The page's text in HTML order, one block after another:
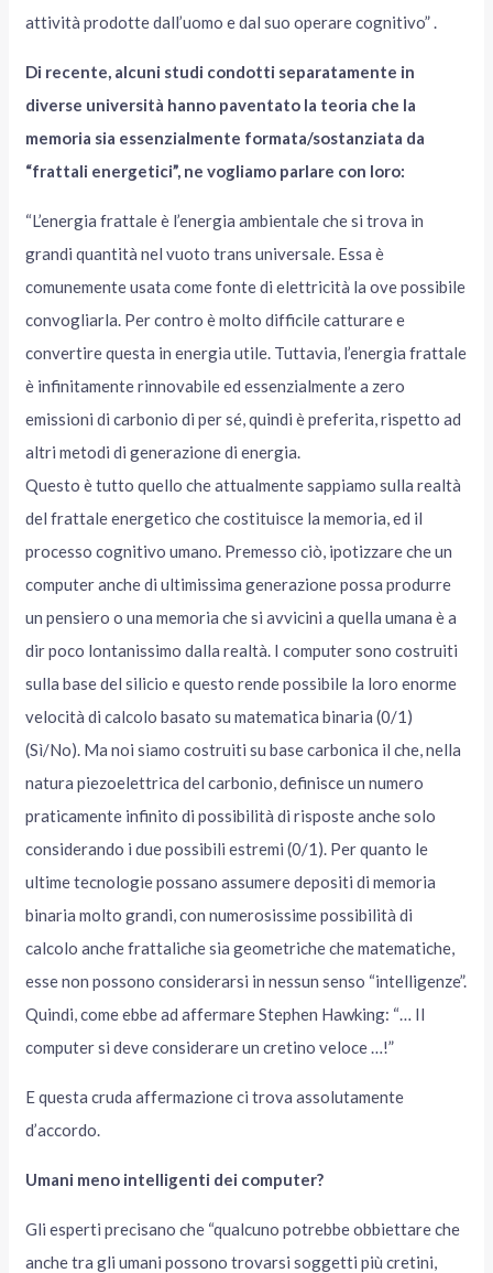
attività prodotte dall’uomo e dal suo operare cognitivo” .
Di recente, alcuni studi condotti separatamente in
diverse università hanno paventato la teoria che la
memoria sia essenzialmente formata/sostanziata da
“frattali energetici”, ne vogliamo parlare con loro:
“L’energia frattale è l’energia ambientale che si trova in
grandi quantità nel vuoto trans universale. Essa è
comunemente usata come fonte di elettricità la ove possibile
convogliarla. Per contro è molto difficile catturare e
convertire questa in energia utile. Tuttavia, l’energia frattale
è infinitamente rinnovabile ed essenzialmente a zero
emissioni di carbonio di per sé, quindi è preferita, rispetto ad
altri metodi di generazione di energia.
Questo è tutto quello che attualmente sappiamo sulla realtà
del frattale energetico che costituisce la memoria, ed il
processo cognitivo umano. Premesso ciò, ipotizzare che un
computer anche di ultimissima generazione possa produrre
un pensiero o una memoria che si avvicini a quella umana è a
dir poco lontanissimo dalla realtà. I computer sono costruiti
sulla base del silicio e questo rende possibile la loro enorme
velocità di calcolo basato su matematica binaria (0/1)
(Sì/No). Ma noi siamo costruiti su base carbonica il che, nella
natura piezoelettrica del carbonio, definisce un numero
praticamente infinito di possibilità di risposte anche solo
considerando i due possibili estremi (0/1). Per quanto le
ultime tecnologie possano assumere depositi di memoria
binaria molto grandi, con numerosissime possibilità di
calcolo anche frattaliche sia geometriche che matematiche,
esse non possono considerarsi in nessun senso “intelligenze”.
Quindi, come ebbe ad affermare Stephen Hawking: “… Il
computer si deve considerare un cretino veloce …!”
E questa cruda affermazione ci trova assolutamente
d’accordo.
Umani meno intelligenti dei computer?
Gli esperti precisano che “qualcuno potrebbe obbiettare che
anche tra gli umani possono trovarsi soggetti più cretini,